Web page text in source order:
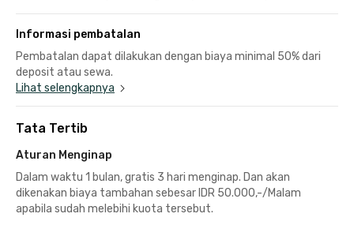
Informasi pembatalan
Pembatalan dapat dilakukan dengan biaya minimal 50% dari
deposit atau sewa.
Lihat selengkapnya
Tata Tertib
Aturan Menginap
Dalam waktu 1 bulan, gratis 3 hari menginap. Dan akan
dikenakan biaya tambahan sebesar IDR 50.000,-/Malam
apabila sudah melebihi kuota tersebut.